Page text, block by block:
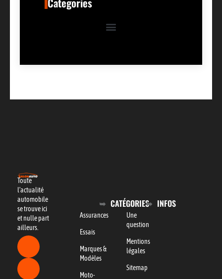
Toute
l’actualité
automobile
se trouve ici
et nulle part
ailleurs.
CATÉGORIES
Assurances
Essais
Marques &
Modèles
Moto-
INFOS
Une
question
Mentions
légales
Sitemap